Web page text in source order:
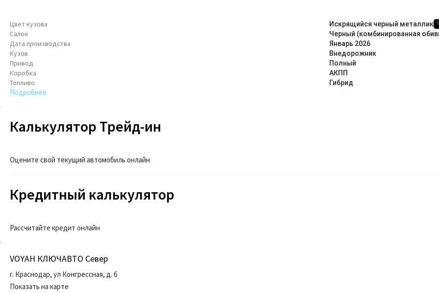
Цвет кузова Искрящийся черный металлик
Салон Черный (комбинированная
Дата производства Январь 2026
Кузов Внедорож­ник
Привод Полный
Коробка АКПП
Топливо Гибрид
Подробнее
Калькулятор Трейд-ин
Оцените свой текущий автомобиль онлайн
Кредитный калькулятор
Рассчитайте кредит онлайн
VOYAH КЛЮЧАВТО Север
г. Краснодар, ул Конгрессная, д. 6
Показать на карте